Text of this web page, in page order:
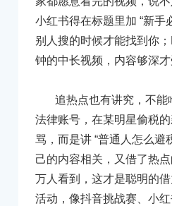
小红书得在标题里加 “新手
别人搜的时候才能找到你
钟的中长视频，内容够深才
追热点也有讲究，不能
法律账号，在某明星偷税
骂，而是讲 “普通人怎么避
己的内容相关，又借了热
万人看到，这才是聪明的
活动，像抖音挑战赛、小